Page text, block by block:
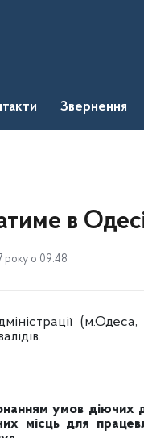
Звернення
в
року о 09:48
умов діючих
місць для